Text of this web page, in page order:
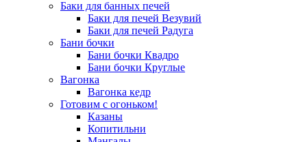
Баки для банных печей
Баки для печей Везувий
Баки для печей Радуга
Бани бочки
Бани бочки Квадро
Бани бочки Круглые
Вагонка
Вагонка кедр
Готовим с огоньком!
Казаны
Копитильни